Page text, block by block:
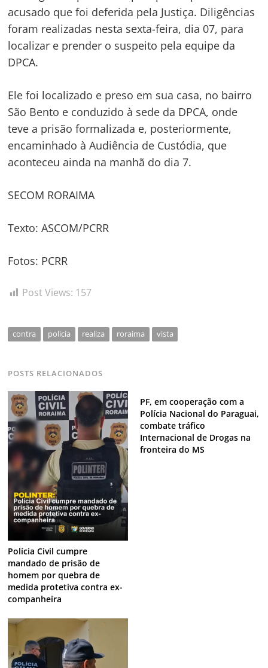
acusado que foi deferida pela Justiça. Diligências
foram realizadas nesta sexta-feira, dia 07, para
localizar e prender o suspeito pela equipe da
DPCA.
Ele foi localizado e preso em sua casa, no bairro
São Bento e conduzido à sede da DPCA, onde
teve a prisão formalizada e, posteriormente,
encaminhado à Audiência de Custódia, que
aconteceu ainda na manhã do dia 7.
SECOM RORAIMA
Texto: ASCOM/PCRR
Fotos: PCRR
Post Views: 157
contra policia realiza roraima vista
POSTS RELACIONADOS
Polícia Civil cumpre
mandado de prisão de
homem por quebra de
medida protetiva contra ex-
companheira
PF, em cooperação com a
Polícia Nacional do Paraguai,
combate tráfico
Internacional de Drogas na
fronteira do MS